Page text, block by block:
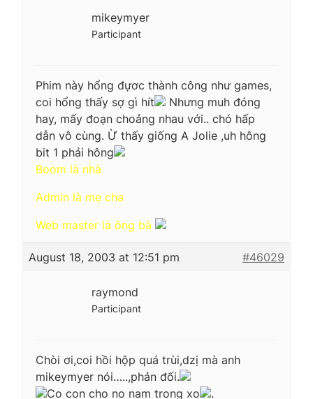
mikeymyer
Participant
Phim này hổng đựơc thành công như games,
coi hổng thấy sợ gì hít
Nhưng muh đóng
hay, mấy đoạn choảng nhau với.. chó hấp
dẫn vô cùng. Ừ thấy giống A Jolie ,uh hông
bit 1 phải hông
Boom là nhà
Admin là mẹ cha
Web master là ông bà
August 18, 2003 at 12:51 pm #46029
raymond
Participant
Chòi ơi,coi hồi hộp quá trùi,dzị mà anh
mikeymyer nói…..,phản đối.
Co con cho no nam trong xo
.